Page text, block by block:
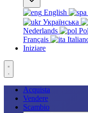
English
Українська
Nederlands
Français
Iniziare
Acquista
Vendere
Scambio